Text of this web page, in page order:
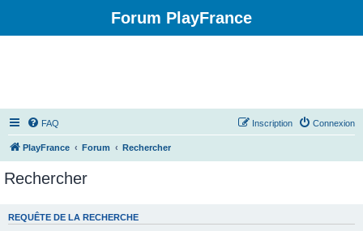
Forum PlayFrance
FAQ Connexion
Inscription
PlayFrance Forum Rechercher
Rechercher
REQUÊTE DE LA RECHERCHE